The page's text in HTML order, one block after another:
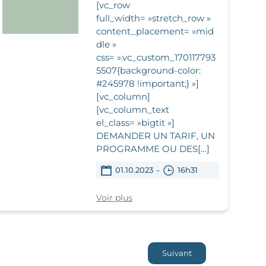
[vc_row
full_width= »stretch_row »
content_placement= »mid
dle »
css= ».vc_custom_170117793
5507{background-color:
#245978 !important;} »]
[vc_column]
[vc_column_text
el_class= »bigtit »]
DEMANDER UN TARIF, UN
PROGRAMME OU DES[…]
01.10.2023 - 16h31
Voir plus
Suivant